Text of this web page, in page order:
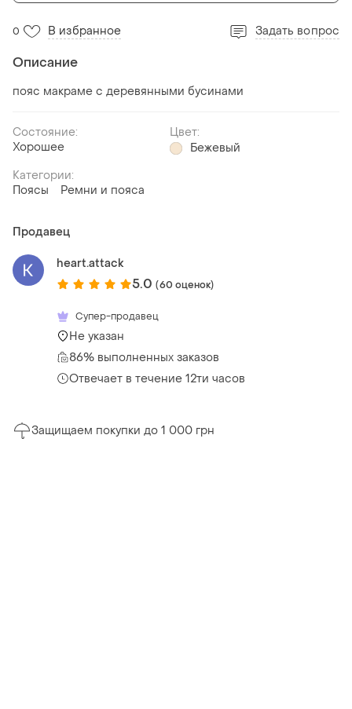
0 В избранное Задать вопрос
Описание
пояс макраме с деревянными бусинами
Состояние:
Хорошее
Цвет:
Бежевый
Категории:
Поясы
Ремни и пояса
Продавец
heart.attack
5.0 (60 оценок)
Супер-продавец
Не указан
86% выполненных заказов
Отвечает в течение 12ти часов
Защищаем покупки до 1 000 грн